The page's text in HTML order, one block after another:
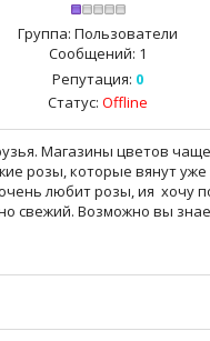
Группа: Пользователи
Сообщений: 1
Репутация: 0
Статус: Offline
Магазины цветов чаще
розы, которые вянут
любит розы, ия хочу
свежий. Возможно вы